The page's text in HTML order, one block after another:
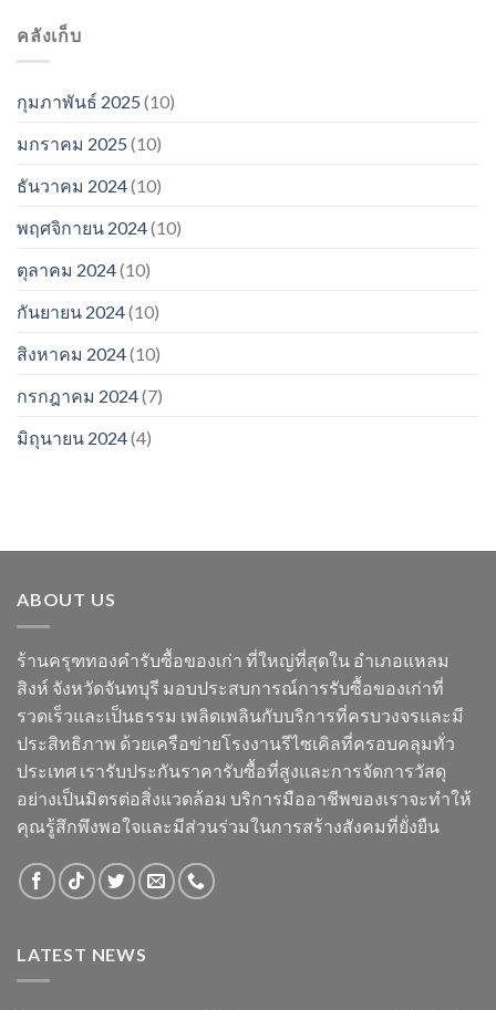
คลังเก็บ
กุมภาพันธ์ 2025 (10)
มกราคม 2025 (10)
ธันวาคม 2024(10)
พฤศจิกายน 2024(10)
ตุลาคม 2024(10)
กันยายน 2024(10)
สิงหาคม 2024(10)
กรกฎาคม 2024(7)
มิถุนายน 2024(4)
ABOUT US
ร้านครุฑทองคำรับซื้อของเก่า ที่ใหญ่ที่สุดใน อำเภอแหลม
สิงห์ จังหวัดจันทบุรี มอบประสบการณ์การรับซื้อของเก่าที่
รวดเร็วและเป็นธรรม เพลิดเพลินกับบริการที่ครบวงจรและมี
ประสิทธิภาพ ด้วยเครือข่ายโรงงานรีไซเคิลที่ครอบคลุมทั่ว
ประเทศ เรารับประกันราคารับซื้อที่สูงและการจัดการวัสดุ
อย่างเป็นมิตรต่อสิ่งแวดล้อม บริการมืออาชีพของเราจะทำให้
คุณรู้สึกพึงพอใจและมีส่วนร่วมในการสร้างสังคมที่ยั่งยืน
LATEST NEWS